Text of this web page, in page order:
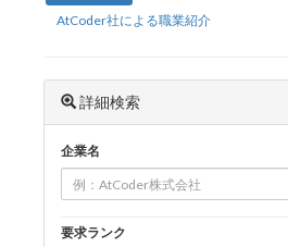
AtCoder社による職業紹介
詳細検索
企業名
要求ランク